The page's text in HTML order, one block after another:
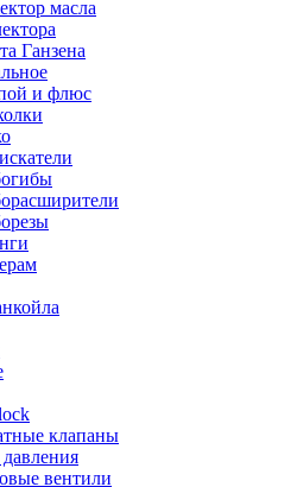
масла
Ганзена
и флюс
клапаны
вентили